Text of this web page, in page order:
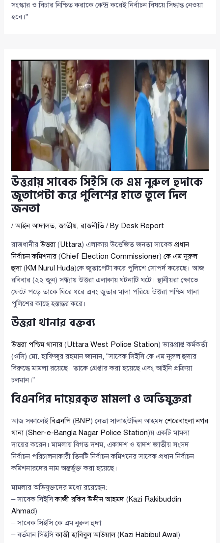
সংস্কার ও বিচার নিশ্চিত করাকে কেন্দ্র করেই নির্বাচন বিষয়ে সিদ্ধান্ত নেওয়া
হবে।”
উত্তরায় সাবেক সিইসি কে এম নুরুল হুদাকে
জুতাপেটা করে পুলিশের হাতে তুলে দিল
জনতা
/আইন আদালত,জাতীয়,রাজনীতি/ By Desk Report
রাজধানীরউত্তরা(Uttara) এলাকায় উত্তেজিত জনতা সাবেকপ্রধান
নির্বাচন কমিশনার (Chief Election Commissioner)কে এম নুরুল
হুদা(KM Nurul Huda)কে জুতাপেটা করে পুলিশে সোপর্দ করেছে। আজ
রবিবার (২২ জুন) সন্ধ্যায় উত্তরা এলাকায় ঘটনাটি ঘটে। স্থানীয়রা ক্ষোভে
ফেটে পড়ে তাকে ঘিরে ধরে এবং জুতার মালা পরিয়ে উত্তরা পশ্চিম থানা
পুলিশের কাছে হস্তান্তর করে।
উত্তরা থানার বক্তব্য
উত্তরা পশ্চিম থানার (Uttara West Police Station) ভারপ্রাপ্ত কর্মকর্তা
(ওসি) মো. হাফিজুর রহমান জানান, “সাবেক সিইসি কে এম নুরুল হুদার
বিরুদ্ধে মামলা রয়েছে। তাকে গ্রেপ্তার করা হয়েছে এবং আইনি প্রক্রিয়া
চলমান।”
বিএনপির দায়েরকৃত মামলা ও অভিযুক্তরা
আজ সকালেইবিএনপি (BNP) নেতা সালাহউদ্দিন আহমদশেরেবাংলা নগর
থানা(Sher-e-Bangla Nagar Police Station)য় একটি মামলা
দায়ের করেন। মামলায় বিগত দশম, একাদশ ও দ্বাদশ জাতীয় সংসদ
নির্বাচন পরিচালনাকারী তিনটি নির্বাচন কমিশনের সাবেক প্রধান নির্বাচন
কমিশনারদের নাম অন্তর্ভুক্ত করা হয়েছে।
মামলার অভিযুক্তদের মধ্যে রয়েছেন:
– সাবেক সিইসিকাজী রকিব উদ্দীন আহমদ (Kazi Rakibuddin
Ahmad)
– সাবেক সিইসি কে এম নুরুল হুদা
– বর্তমান সিইসিকাজী হাবিবুল আউয়াল(Kazi Habibul Awal )